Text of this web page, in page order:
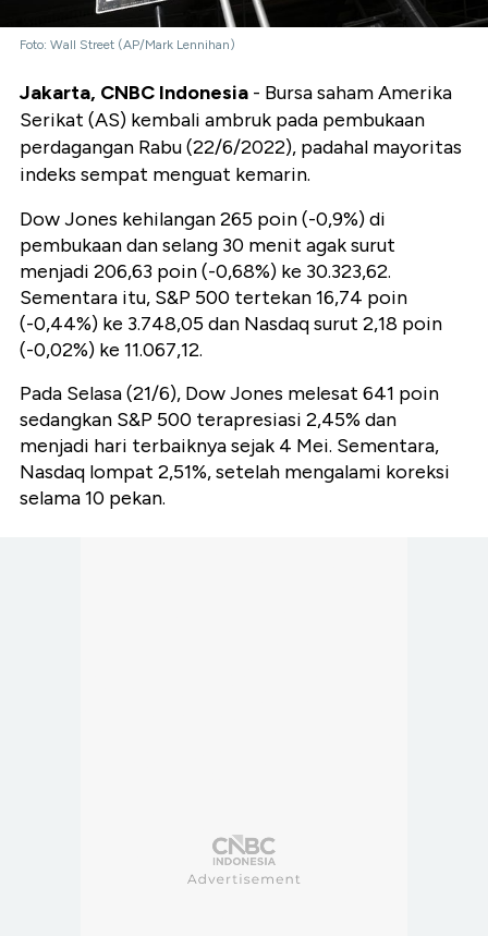
Foto: Wall Street (AP/Mark Lennihan)
Jakarta, CNBC Indonesia - Bursa saham Amerika
Serikat (AS) kembali ambruk pada pembukaan
perdagangan Rabu (22/6/2022), padahal mayoritas
indeks sempat menguat kemarin.
Dow Jones kehilangan 265 poin (-0,9%) di
pembukaan dan selang 30 menit agak surut
menjadi 206,63 poin (-0,68%) ke 30.323,62.
Sementara itu, S&P 500 tertekan 16,74 poin
(-0,44%) ke 3.748,05 dan Nasdaq surut 2,18 poin
(-0,02%) ke 11.067,12.
Pada Selasa (21/6), Dow Jones melesat 641 poin
sedangkan S&P 500 terapresiasi 2,45% dan
menjadi hari terbaiknya sejak 4 Mei. Sementara,
Nasdaq lompat 2,51%, setelah mengalami koreksi
selama 10 pekan.